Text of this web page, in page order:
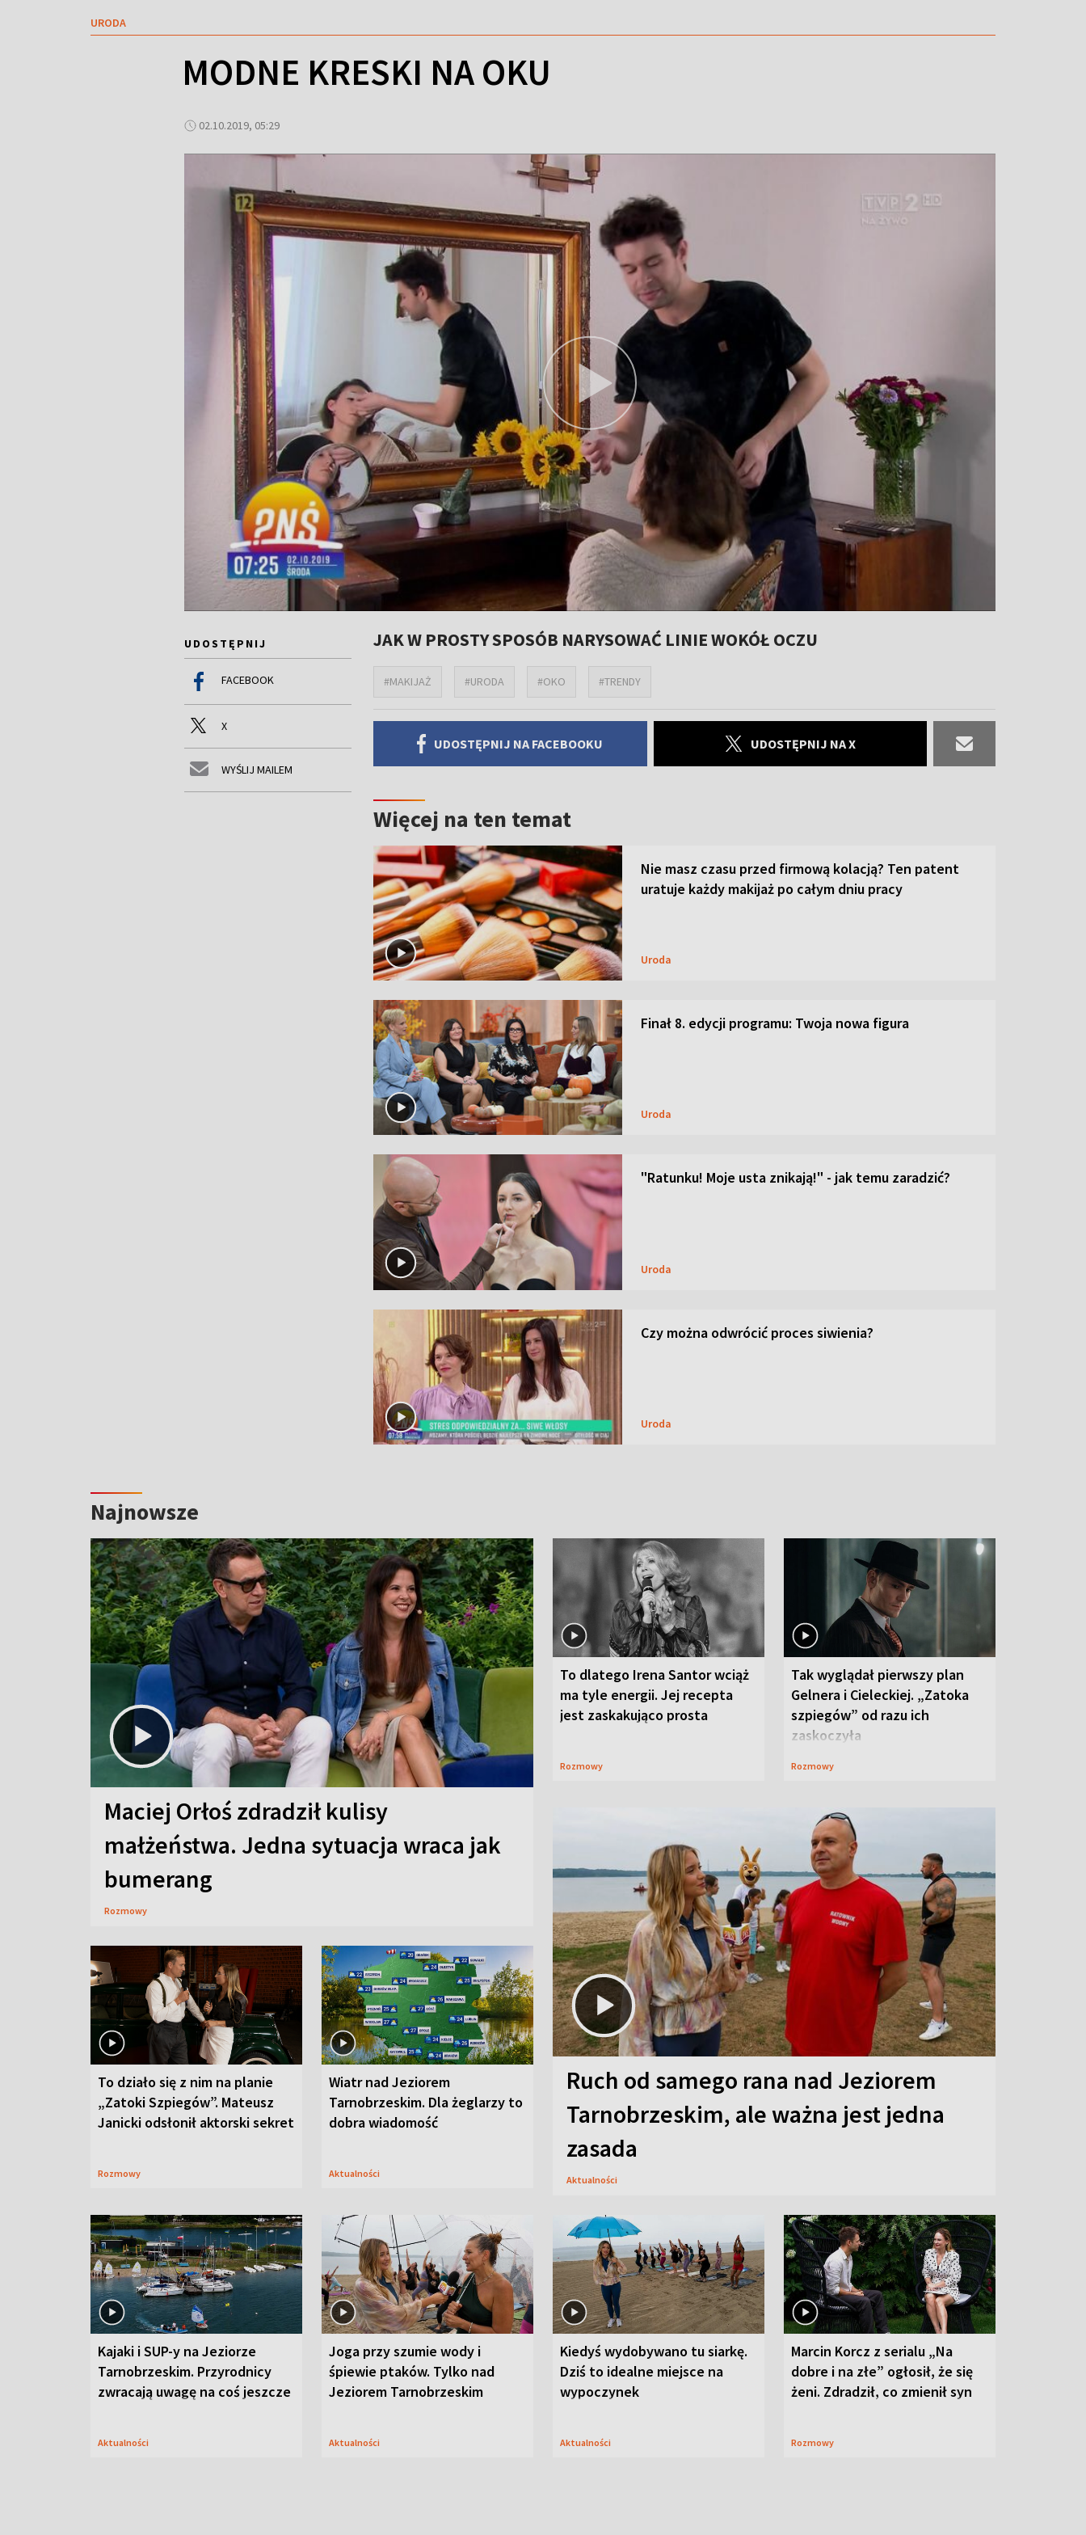
URODA
MODNE KRESKI NA OKU
02.10.2019, 05:29
UDOSTĘPNIJ
FACEBOOK
X
WYŚLIJ MAILEM
JAK W PROSTY SPOSÓB NARYSOWAĆ LINIE WOKÓŁ OCZU
#MAKIJAŻ #URODA #OKO #TRENDY
UDOSTĘPNIJ NA FACEBOOKU UDOSTĘPNIJ NA X
Więcej na ten temat
Nie masz czasu przed firmową kolacją? Ten patent
uratuje każdy makijaż po całym dniu pracy
Uroda
Finał 8. edycji programu: Twoja nowa figura
Uroda
"Ratunku! Moje usta znikają!" - jak temu zaradzić?
Uroda
Czy można odwrócić proces siwienia?
Uroda
Najnowsze
Maciej Orłoś zdradził kulisy
małżeństwa. Jedna sytuacja wraca jak
bumerang
Rozmowy
To dlatego Irena Santor wciąż
ma tyle energii. Jej recepta
jest zaskakująco prosta
Rozmowy
Tak wyglądał pierwszy plan
Gelnera i Cieleckiej. „Zatoka
szpiegów” od razu ich
zaskoczyła
Rozmowy
To działo się z nim na planie
„Zatoki Szpiegów”. Mateusz
Janicki odsłonił aktorski sekret
Rozmowy
Wiatr nad Jeziorem
Tarnobrzeskim. Dla żeglarzy to
dobra wiadomość
Aktualności
Ruch od samego rana nad Jeziorem
Tarnobrzeskim, ale ważna jest jedna
zasada
Aktualności
Kajaki i SUP-y na Jeziorze
Tarnobrzeskim. Przyrodnicy
zwracają uwagę na coś jeszcze
Aktualności
Joga przy szumie wody i
śpiewie ptaków. Tylko nad
Jeziorem Tarnobrzeskim
Aktualności
Kiedyś wydobywano tu siarkę.
Dziś to idealne miejsce na
wypoczynek
Aktualności
Marcin Korcz z serialu „Na
dobre i na złe” ogłosił, że się
żeni. Zdradził, co zmienił syn
Rozmowy